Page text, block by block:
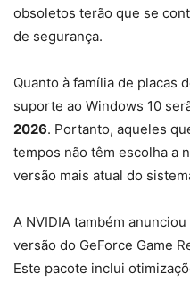
obsoletos terão que se
de segurança.
Quanto à família de placas
suporte ao Windows 10
2026. Portanto, aqueles
tempos não têm escolha a
versão mais atual do
A NVIDIA também
versão do GeForce Game
Este pacote inclui